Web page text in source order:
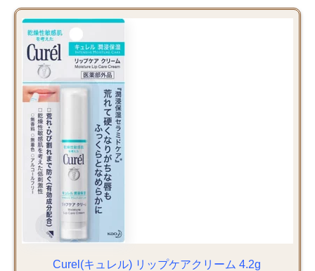
Curel(キュレル) リップケアクリーム 4.2g